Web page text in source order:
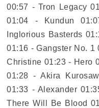
00:57 - Tron Legacy
01:04 - Kundun
Inglorious Basterds
01:16 - Gangster No.
Christine 01:23 - Hero
01:28 - Akira
01:33 - Alexander
There Will Be Blood